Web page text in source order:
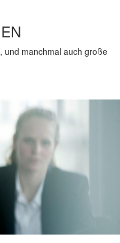
und manchmal auch große